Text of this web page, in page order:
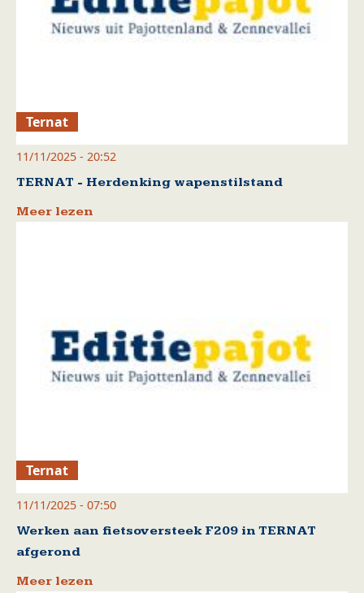
Ternat
11/11/2025 - 20:52
TERNAT - Herdenking wapenstilstand
Meer lezen
Ternat
11/11/2025 - 07:50
Werken aan fietsoversteek F209 in TERNAT
afgerond
Meer lezen